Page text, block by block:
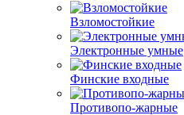
Взломостойкие
Электронные умные
Финские входные
Противопо-жарные